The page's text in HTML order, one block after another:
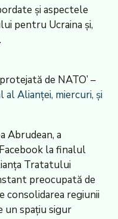
și aspectele
pentru Ucraina și,
de NATO’ –
Alianței, miercuri, și
Abrudean, a
la finalul
Tratatului
preocupată de
consolidarea regiunii
un spațiu sigur